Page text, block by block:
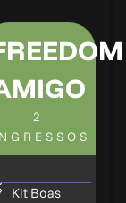
2
Kit Boas